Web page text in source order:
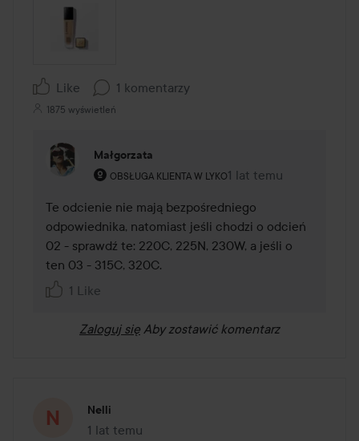
Like 1 komentarzy
1875 wyświetleń
Małgorzata
OBSŁUGA KLIENTA W LYKO
Rola użytkownika: Obsługa klienta w Lyko.
1 lat temu
Komentarz został
Te odcienie nie mają bezpośredniego
odpowiednika, natomiast jeśli chodzi o odcień
02 - sprawdź te: 220C, 225N, 230W, a jeśli o
ten 03 - 315C, 320C.
1 Like
Zaloguj się Aby zostawić komentarz
Nelli
1 lat temu
Post został utworzony 1 lat temu